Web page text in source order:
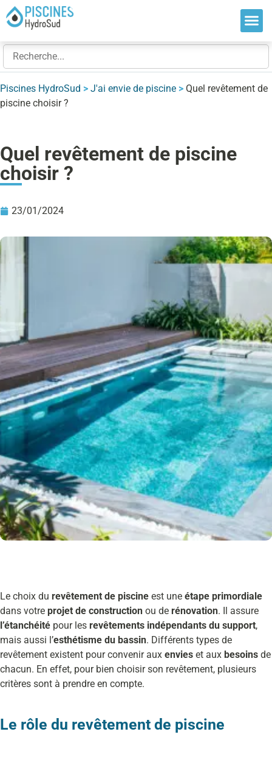
Piscines HydroSud > J'ai envie de piscine > Quel revêtement de
piscine choisir ?
Quel revêtement de piscine
choisir ?
23/01/2024
Le choix du revêtement de piscine est une étape primordiale
dans votre projet de construction ou de rénovation. Il assure
l’étanchéité pour les revêtements indépendants du support,
mais aussi l’esthétisme du bassin. Différents types de
revêtement existent pour convenir aux envies et aux besoins de
chacun. En effet, pour bien choisir son revêtement, plusieurs
critères sont à prendre en compte.
Le rôle du revêtement de piscine